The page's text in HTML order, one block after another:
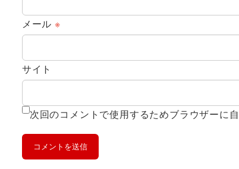
メール ※
サイト
次回のコメントで使用するためブラウザーに